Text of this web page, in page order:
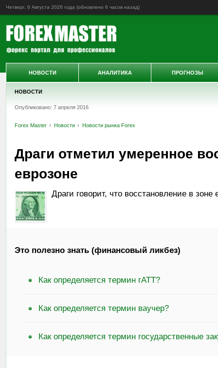
Четверг, 6 Августа 2026 года (обновлено 6 часов назад)
НОВОСТИ
Опубликовано: 7 апреля 2016
Forex Master Новости Новости рынка Forex
Драги отметил умеренное
еврозоне
Драги говорит, что восстановление в
Это полезно знать (финансовый ликбез)
Как определяется термин гАТТ?
Как определяется термин ваучер?
Как определяется термин государственные
НОВОСТИ АНАЛИТИКА ПРОГНОЗЫ